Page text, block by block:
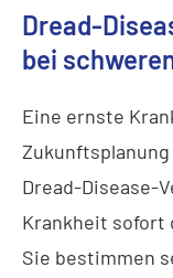
Dread-
bei
Eine ernste
Dread-Disease-
Krankheit sofort
Sie bestimmen